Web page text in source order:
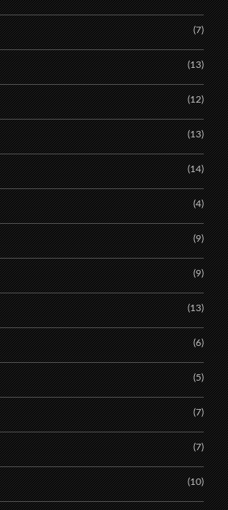
(7)
(13)
(12)
(13)
(14)
(4)
(9)
(9)
(13)
(6)
(5)
(7)
(7)
(10)